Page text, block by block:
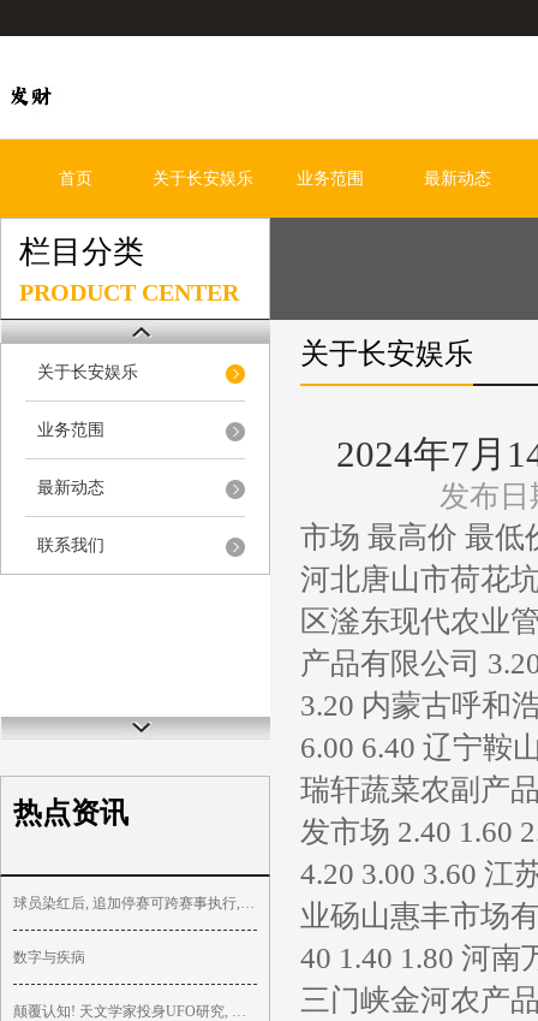
首页 关于长安娱乐 业务范围 最新动态
栏目分类
PRODUCT CENTER
关于长安娱乐
业务范围
最新动态
联系我们
热点资讯
球员染红后, 追加停赛可跨赛事执行, 英超规则漏洞很大?
数字与疾病
颠覆认知! 天文学家投身UFO研究, 揭秘核武惊魂
关于长安娱乐
2024年7月
发布日
市场 最高价 最低
河北唐山市荷花
区滏东现代农业
产品有限公司
3.20 内蒙古呼和
6.00 6.40 辽宁鞍
瑞轩蔬菜农副产
发市场 2.40 1.60
4.20 3.00 3.60 江
业砀山惠丰市场
40 1.40 1.80 河
三门峡金河农产